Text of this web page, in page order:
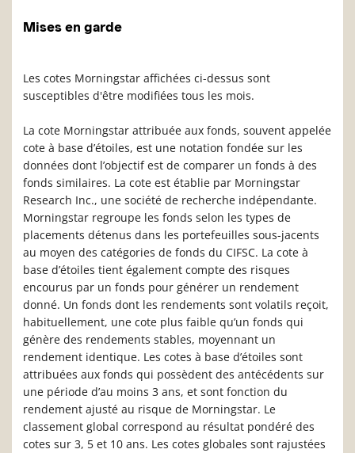
Mises en garde
Les cotes Morningstar affichées ci-dessus sont
susceptibles d'être modifiées tous les mois.
La cote Morningstar attribuée aux fonds, souvent appelée
cote à base d’étoiles, est une notation fondée sur les
données dont l’objectif est de comparer un fonds à des
fonds similaires. La cote est établie par Morningstar
Research Inc., une société de recherche indépendante.
Morningstar regroupe les fonds selon les types de
placements détenus dans les portefeuilles sous-jacents
au moyen des catégories de fonds du CIFSC. La cote à
base d’étoiles tient également compte des risques
encourus par un fonds pour générer un rendement
donné. Un fonds dont les rendements sont volatils reçoit,
habituellement, une cote plus faible qu’un fonds qui
génère des rendements stables, moyennant un
rendement identique. Les cotes à base d’étoiles sont
attribuées aux fonds qui possèdent des antécédents sur
une période d’au moins 3 ans, et sont fonction du
rendement ajusté au risque de Morningstar. Le
classement global correspond au résultat pondéré des
cotes sur 3, 5 et 10 ans. Les cotes globales sont rajustées